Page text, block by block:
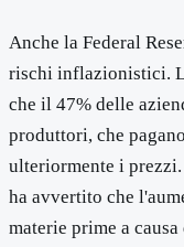
Anche la Federal
rischi inflazionistici.
che il 47% delle
produttori, che
ulteriormente i
ha avvertito che
materie prime a